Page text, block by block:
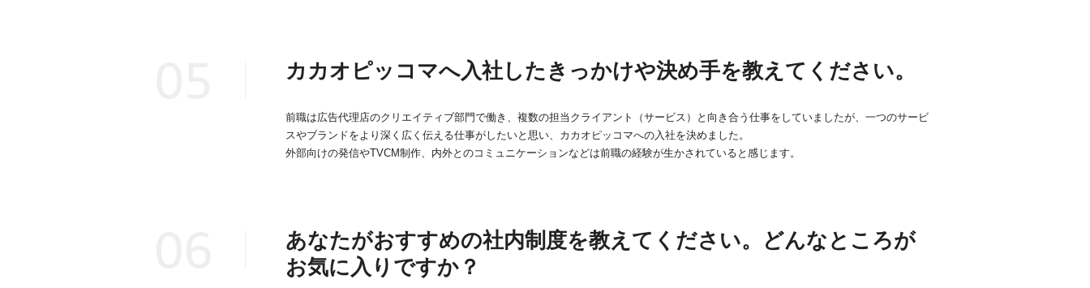
カカオピッコマへ入社したきっかけや決め手を教えてください。
前職は広告代理店のクリエイティブ部門で働き、複数の担当クライアント（サービス）と向き合う仕事をしていましたが、一つのサービ
スやブランドをより深く広く伝える仕事がしたいと思い、カカオピッコマへの入社を決めました。
外部向けの発信やTVCM制作、内外とのコミュニケーションなどは前職の経験が生かされていると感じます。
あなたがおすすめの社内制度を教えてください。どんなところが
お気に入りですか？